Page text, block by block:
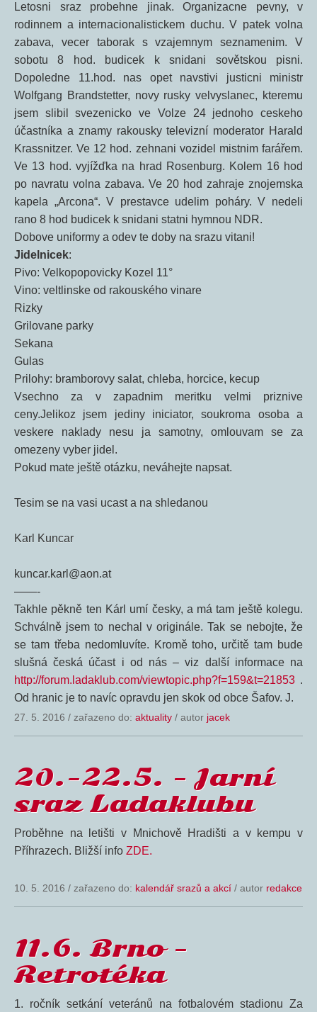
Letosni sraz probehne jinak. Organizacne pevny, v
rodinnem a internacionalistickem duchu. V patek volna
zabava, vecer taborak s vzajemnym seznamenim. V
sobotu 8 hod. budicek k snidani sovětskou pisni.
Dopoledne 11.hod. nas opet navstivi justicni ministr
Wolfgang Brandstetter, novy rusky velvyslanec, kteremu
jsem slibil svezenicko ve Volze 24 jednoho ceskeho
účastníka a znamy rakousky televizní moderator Harald
Krassnitzer. Ve 12 hod. zehnani vozidel mistnim farářem.
Ve 13 hod. vyjížďka na hrad Rosenburg. Kolem 16 hod
po navratu volna zabava. Ve 20 hod zahraje znojemska
kapela „Arcona“. V prestavce udelim poháry. V nedeli
rano 8 hod budicek k snidani statni hymnou NDR.
Dobove uniformy a odev te doby na srazu vitani!
Jidelnicek:
Pivo: Velkopopovicky Kozel 11°
Vino: veltlinske od rakouského vinare
Rizky
Grilovane parky
Sekana
Gulas
Prilohy: bramborovy salat, chleba, horcice, kecup
Vsechno za v zapadnim meritku velmi priznive
ceny.Jelikoz jsem jediny iniciator, soukroma osoba a
veskere naklady nesu ja samotny, omlouvam se za
omezeny vyber jidel.
Pokud mate ještě otázku, neváhejte napsat.
Tesim se na vasi ucast a na shledanou
Karl Kuncar
kuncar.karl@aon.at
——-
Takhle pěkně ten Kárl umí česky, a má tam ještě kolegu.
Schválně jsem to nechal v originále. Tak se nebojte, že
se tam třeba nedomluvíte. Kromě toho, určitě tam bude
slušná česká účast i od nás – viz další informace na
http://forum.ladaklub.com/viewtopic.php?f=159&t=21853 .
Od hranic je to navíc opravdu jen skok od obce Šafov. J.
27. 5. 2016 / zařazeno do: aktuality / autor jacek
20.-22.5. – Jarní
sraz Ladaklubu
Proběhne na letišti v Mnichově Hradišti a v kempu v
Příhrazech. Bližší info ZDE.
10. 5. 2016 / zařazeno do: kalendář srazů a akcí / autor redakce
11.6. Brno –
Retrotéka
1. ročník setkání veteránů na fotbalovém stadionu Za